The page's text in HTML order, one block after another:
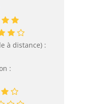
à distance) :
: